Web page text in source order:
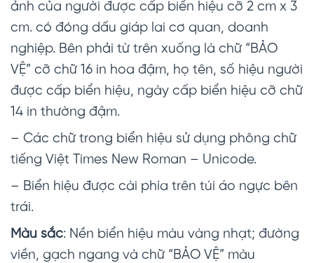
ảnh của người được cấp biển hiệu cỡ 2 cm x 3
cm. có đóng dấu giáp lai cơ quan, doanh
nghiệp. Bên phải từ trên xuống là chữ “BẢO
VỆ” cỡ chữ 16 in hoa đậm, họ tên, số hiệu người
được cấp biển hiệu, ngày cấp biển hiệu cỡ chữ
14 in thường đậm.
– Các chữ trong biển hiệu sử dụng phông chữ
tiếng Việt Times New Roman – Unicode.
– Biển hiệu được cài phía trên túi áo ngực bên
trái.
Màu sắc: Nền biển hiệu màu vàng nhạt; đường
viền, gạch ngang và chữ “BẢO VỆ” màu